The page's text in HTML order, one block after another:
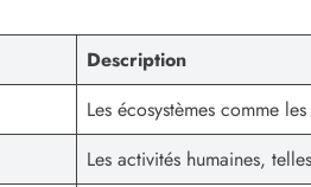
Description
Les écosystèmes comme
Les activités humaines,